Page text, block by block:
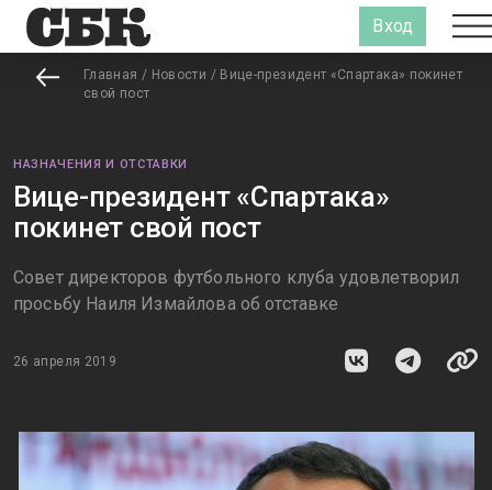
Вход
Главная / Новости / Вице-президент «Спартака» покинет
свой пост
НАЗНАЧЕНИЯ И ОТСТАВКИ
Вице-президент «Спартака»
покинет свой пост
Совет директоров футбольного клуба удовлетворил
просьбу Наиля Измайлова об отставке
26 апреля 2019